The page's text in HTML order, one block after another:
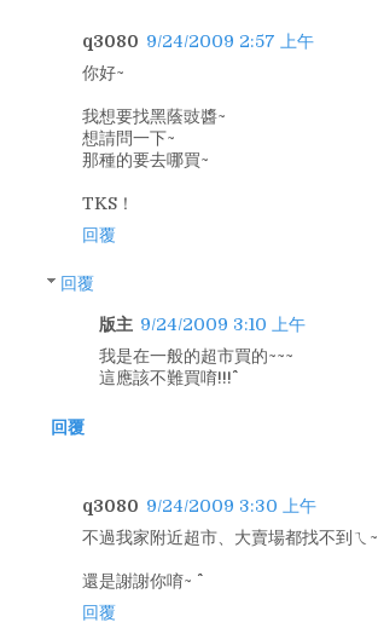
q3080 9/24/2009 2:57 上午
你好~
我想要找黑蔭豉醬~
想請問一下~
那種的要去哪買~
TKS！
回覆
回覆
版主 9/24/2009 3:10 上午
我是在一般的超市買的~~~
這應該不難買唷!!!^^
回覆
q3080 9/24/2009 3:30 上午
不過我家附近超市、大賣場都找不到ㄟ~
還是謝謝你唷~ ^^
回覆